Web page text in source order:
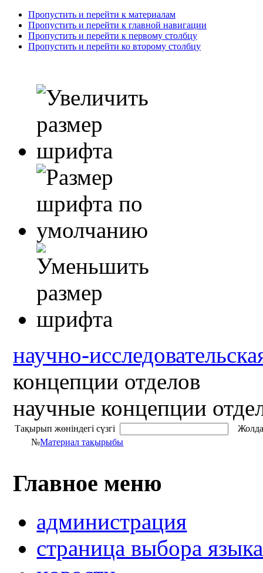
Пропустить и перейти к материалам
Пропустить и перейти к главной навигации
Пропустить и перейти к первому столбцу
Пропустить и перейти ко второму столбцу
научно-
концепции отделов
научные концепции
Тақырып жөніндегі сүзгі
№Материал тақырыбы
Главное меню
администрация
страница выбора языка